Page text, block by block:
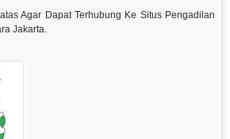
Agar Dapat Terhubung Ke Situs Pengadilan
Jakarta.